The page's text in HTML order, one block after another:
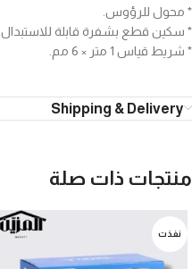
* محول للرؤوس.
* سكين قطع بشفرة قابلة للاستبدال.
* شريط قياس 1 متر × 6 مم.
Shipping & Delivery
منتجات ذات صلة
نفذت